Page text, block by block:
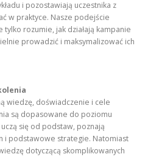
i pozostawiają uczestnika z
w praktyce. Nasze podejście
rozumie, jak działają kampanie
prowadzić i maksymalizować ich
wiedzę, doświadczenie i cele
są dopasowane do poziomu
się od podstaw, poznają
i podstawowe strategie. Natomiast
dotyczącą skomplikowanych